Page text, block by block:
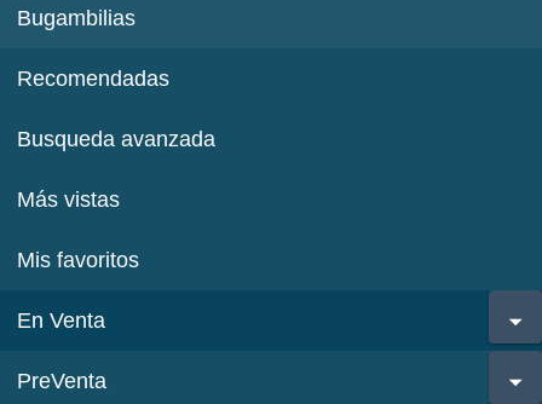
Bugambilias
Recomendadas
Busqueda avanzada
Más vistas
Mis favoritos
En Venta
PreVenta